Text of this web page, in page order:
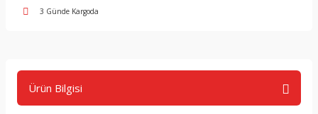
3 Günde Kargoda
Ürün Bilgisi